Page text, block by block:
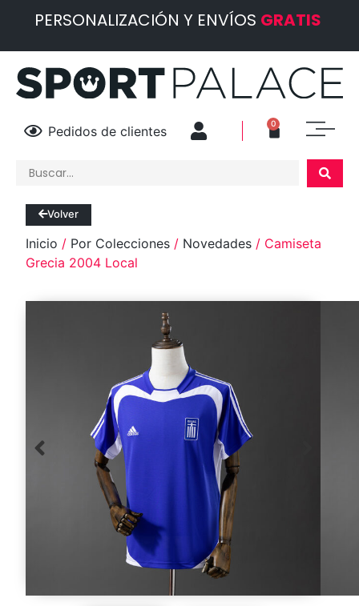
PERSONALIZACIÓN Y ENVÍOS GRATIS
Pedidos de clientes 0
Volver
Inicio / Por Colecciones / Novedades / Camiseta
Grecia 2004 Local